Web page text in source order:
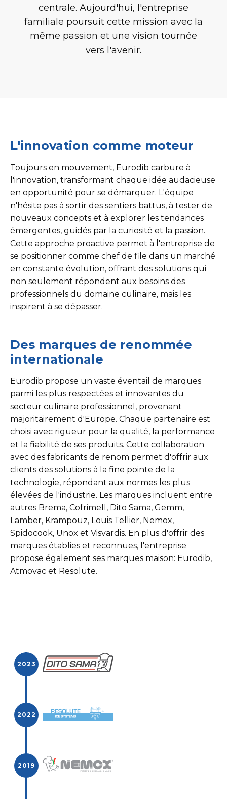
centrale. Aujourd'hui, l'entreprise
familiale poursuit cette mission avec la
même passion et une vision tournée
vers l'avenir.
L'innovation comme moteur
Toujours en mouvement, Eurodib carbure à
l'innovation, transformant chaque idée audacieuse
en opportunité pour se démarquer. L'équipe
n'hésite pas à sortir des sentiers battus, à tester de
nouveaux concepts et à explorer les tendances
émergentes, guidés par la curiosité et la passion.
Cette approche proactive permet à l'entreprise de
se positionner comme chef de file dans un marché
en constante évolution, offrant des solutions qui
non seulement répondent aux besoins des
professionnels du domaine culinaire, mais les
inspirent à se dépasser.
Des marques de renommée
internationale
Eurodib propose un vaste éventail de marques
parmi les plus respectées et innovantes du
secteur culinaire professionnel, provenant
majoritairement d'Europe. Chaque partenaire est
choisi avec rigueur pour la qualité, la performance
et la fiabilité de ses produits. Cette collaboration
avec des fabricants de renom permet d'offrir aux
clients des solutions à la fine pointe de la
technologie, répondant aux normes les plus
élevées de l'industrie. Les marques incluent entre
autres Brema, Cofrimell, Dito Sama, Gemm,
Lamber, Krampouz, Louis Tellier, Nemox,
Spidocook, Unox et Visvardis. En plus d'offrir des
marques établies et reconnues, l'entreprise
propose également ses marques maison: Eurodib,
Atmovac et Resolute.